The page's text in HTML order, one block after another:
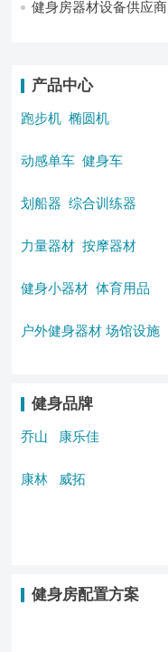
健身房器材设备供应商
产品中心
跑步机 椭圆机
动感单车 健身车
划船器 综合训练器
力量器材 按摩器材
健身小器材 体育用品
户外健身器材 场馆设施
健身品牌
乔山 康乐佳
康林 威拓
健身房配置方案